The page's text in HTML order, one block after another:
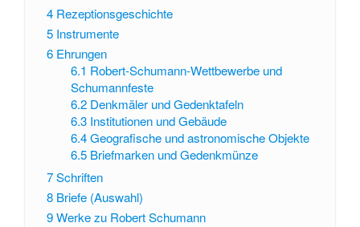
4 Rezeptionsgeschichte
5 Instrumente
6 Ehrungen
6.1 Robert-Schumann-Wettbewerbe und
Schumannfeste
6.2 Denkmäler und Gedenktafeln
6.3 Institutionen und Gebäude
6.4 Geografische und astronomische Objekte
6.5 Briefmarken und Gedenkmünze
7Schriften
8 Briefe (Auswahl)
9Werke zu Robert Schumann